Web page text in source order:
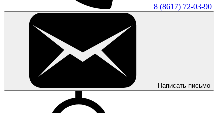
8 (8617) 72-03-90
Написать письмо